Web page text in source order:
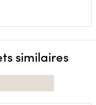
similaires